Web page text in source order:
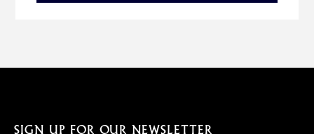
SIGN UP FOR OUR NEWSLETTER